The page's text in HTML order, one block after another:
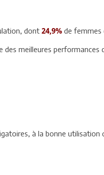
dont 24,9% de femmes
des meilleures performances
à la bonne utilisation